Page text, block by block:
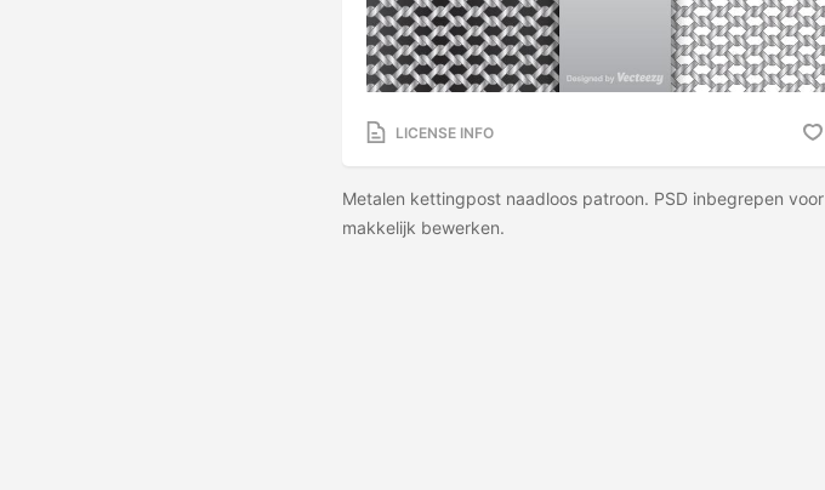
LICENSE INFO
Metalen kettingpost naadloos patroon. PSD inbegrepen voor
makkelijk bewerken.